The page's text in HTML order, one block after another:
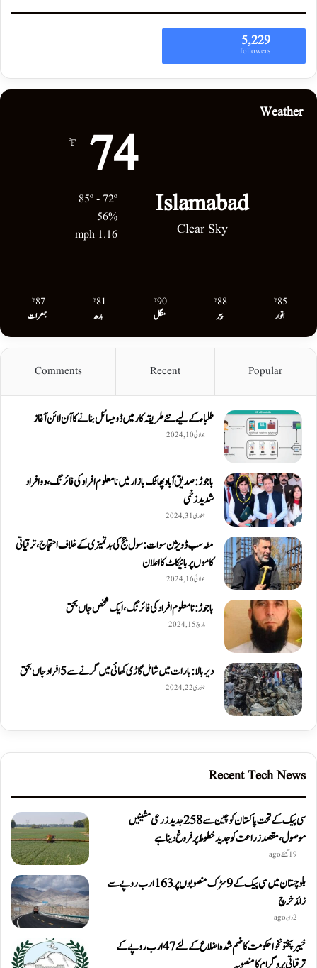
5,229
followers
Weather
Islamabad
Clear Sky
74
℉
56%
1.16 mph
85
℉
اتوار
88
℉
پیر
90
℉
منگل
81
℉
بدھ
87
℉
جمعرات
Popular
Recent
Comments
طلباء کے لیے نئے طریقہ کار میں ڈومیسائل بنانے کا آن لائن آغاز
جولائی 10, 2024
باجوڑ: صدیق اۤباد پھاٹک بازار میں نامعلوم افراد کی فائرنگ، دو افراد
شدید زخمی
جنوری 31, 2024
مٹہ سب ڈویژن سوات: سول جج کی بدتمیزی کے خلاف احتجاج، ترقیاتی
کاموں پر بائیکاٹ کا اعلان
جولائی 16, 2024
باجوڑ: نامعلوم افراد کی فائرنگ، ایک شخص جاں بحق
مارچ 15, 2024
دیربالا: بارات میں شامل گاڑی کھائی میں گرنے سے 5 افراد جاں بحق
جنوری 22, 2024
Recent Tech News
سی پیک کے تحت پاکستان کو چین سے 258 جدید زرعی مشینیں
موصول،مقصد زراعت کو جدید خطوط پر فروغ دینا ہے
19 گھنٹے ago
بلوچستان میں سی پیک کے 9 سڑک منصوبوں پر 163 ارب روپے سے
زائد خرچ
2 دن ago
خیبرپختونخوا حکومت کا ضم شدہ اضلاع کے لئے 47 ارب روپے کے